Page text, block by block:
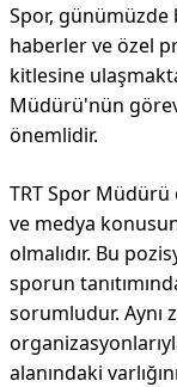
Spor, günümüzde
haberler ve özel
kitlesine
Müdürü'nün
önemlidir.
TRT Spor
ve medya
olmalıdır. Bu
sporun
sorumludur. Aynı
alanındaki